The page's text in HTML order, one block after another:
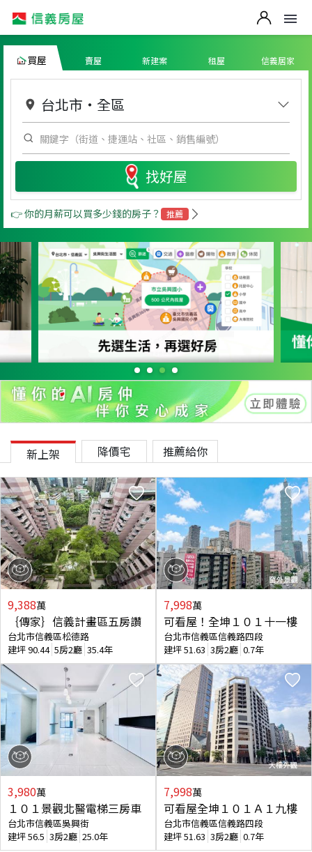
買屋 賣屋 新建案 租屋 信義居家
台北市 ・ 全區
找好屋
👉 你的月薪可以買多少錢的房子？ 推薦
新上架 降價宅 推薦給你
9,388萬
｛傳家｝信義計畫區五房讚
台北市信義區松德路
建坪90.44 5房2廳 35.4年
3,980萬
１０１景觀北醫電梯三房車
台北市信義區吳興街
建坪56.5 3房2廳 25.0年
7,998萬
可看屋！全坤１０１十一樓
台北市信義區信義路四段
建坪51.63 3房2廳 0.7年
7,998萬
可看屋全坤１０１Ａ１九樓
台北市信義區信義路四段
建坪51.63 3房2廳 0.7年